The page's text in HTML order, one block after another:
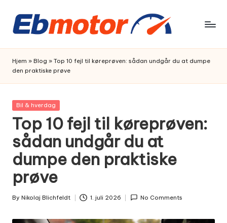
Skip
content
Hjem » Blog » Top 10 fejl til køreprøven: sådan undgår du at dumpe
den praktiske prøve
Posted
Bil & hverdag
Top 10 fejl til køreprøven:
sådan undgår du at
dumpe den praktiske
prøve
Posted
By Nikolaj Blichfeldt 1. juli 2026 No Comments